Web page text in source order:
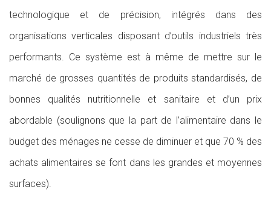
technologique et de précision, intégrés dans des
organisations verticales disposant d’outils industriels très
performants. Ce système est à même de mettre sur le
marché de grosses quantités de produits standardisés, de
bonnes qualités nutritionnelle et sanitaire et d’un prix
abordable (soulignons que la part de l’alimentaire dans le
budget des ménages ne cesse de diminuer et que 70 % des
achats alimentaires se font dans les grandes et moyennes
surfaces).